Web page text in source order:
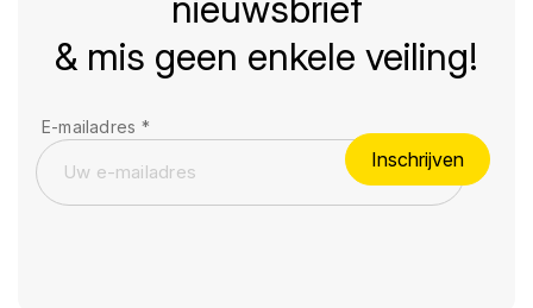
& mis geen enkele veiling!
E-mailadres *
Inschrijven